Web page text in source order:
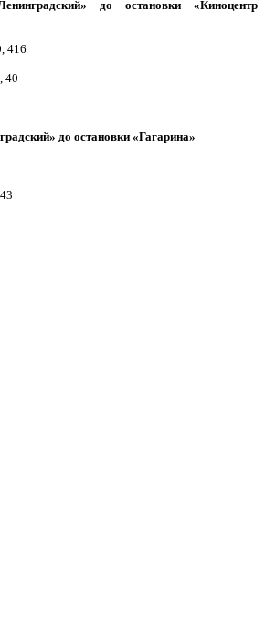
до остановки «Киноцентр
416
40
до остановки «Гагарина»